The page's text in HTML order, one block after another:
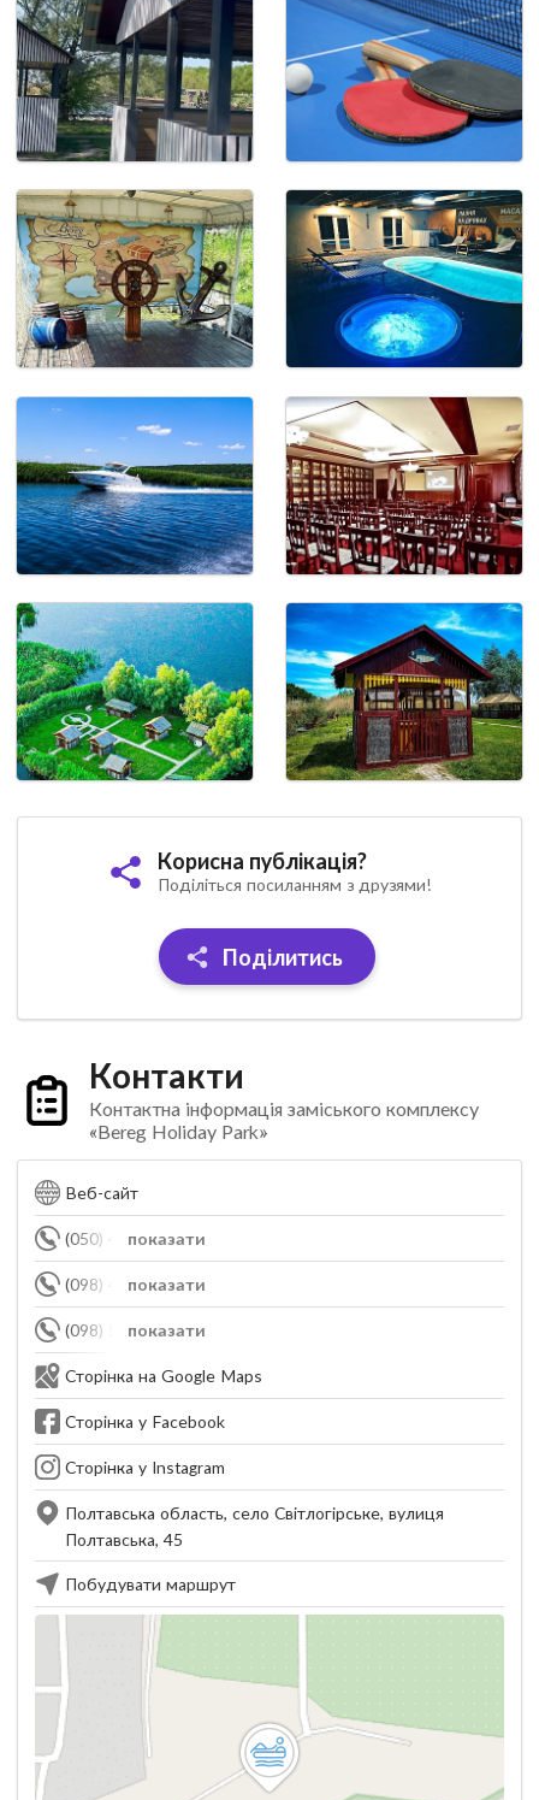
Корисна публікація?
Поділіться посиланням з друзями!
Поділитись
Контакти
Контактна інформація заміського комплексу
«Bereg Holiday Park»
Веб-сайт
показати
(050) 474-33-55
показати
(098) 477-33-55
показати
(098) 551-43-37
Сторінка на Google Maps
Сторінка у Facebook
Сторінка у Instagram
Полтавська область, село Світлогірське, вулиця
Полтавська, 45
Побудувати маршрут